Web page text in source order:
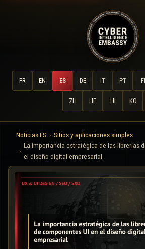
FR EN ES DE IT PT FI
ZH HE HI KO
Noticias ES
Sitios y aplicaciones simples
La importancia estratégica de las librerías
el diseño digital empresarial